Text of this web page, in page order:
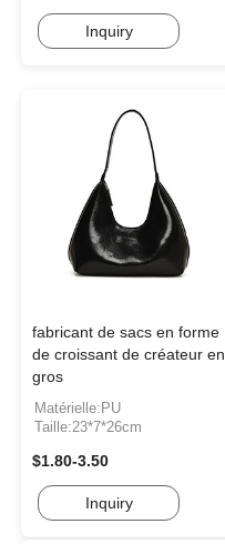
Inquiry
fabricant de sacs en forme
de croissant de créateur en
gros
Matérielle:PU
Taille:23*7*26cm
$1.80-3.50
Inquiry